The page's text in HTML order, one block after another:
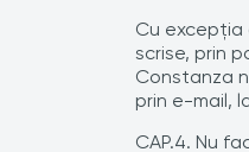
Cu excepţia
scrise, prin
Constanza
prin e-mail,
CAP.4. Nu